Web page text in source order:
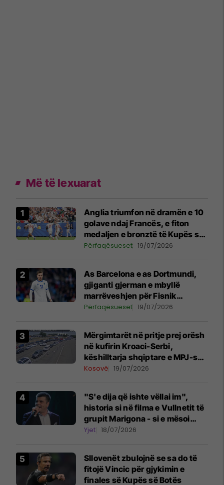
Më të lexuarat
Anglia triumfon në dramën e 10
golave ndaj Francës, e fiton
medaljen e bronztë të Kupës së
Botës
Përfaqësueset 19/07/2026
As Barcelona e as Dortmundi,
gjiganti gjerman e mbyllë
marrëveshjen për Fisnik
Asllanin
Përfaqësueset 19/07/2026
Mërgimtarët në pritje prej orësh
në kufirin Kroaci-Serbi,
këshilltarja shqiptare e MPJ-së
kroate tregon arsyet
Kosovë 19/07/2026
"S'e dija që ishte vëllai im",
historia si në filma e Vullnetit të
grupit Marigona - si e mësoi
motra e tij pas shumë vitesh që
Yjet 18/07/2026
Sllovenët zbulojnë se sa do të
fitojë Vincic për gjykimin e
finales së Kupës së Botës